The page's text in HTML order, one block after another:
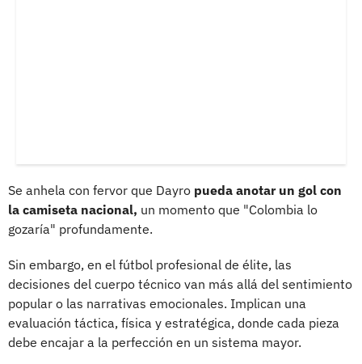
Se anhela con fervor que Dayro pueda anotar un gol con
la camiseta nacional, un momento que "Colombia lo
gozaría" profundamente.
Sin embargo, en el fútbol profesional de élite, las
decisiones del cuerpo técnico van más allá del sentimiento
popular o las narrativas emocionales. Implican una
evaluación táctica, física y estratégica, donde cada pieza
debe encajar a la perfección en un sistema mayor.